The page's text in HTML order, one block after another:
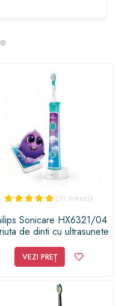
și îngrijirea
electrică Philips
(55 voturi)
Sonicare HX6321/04
de dinti cu ultrasunete
VEZI PREȚ